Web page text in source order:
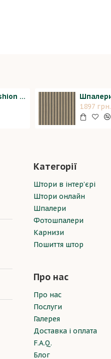
Шпалери Erismann Fashion For Walls 2 12035-01
1897 грн.
Категорії
Штори в інтер’єрі
Штори онлайн
Шпалери
Фотошпалери
Карнизи
Пошиття штор
Про нас
Про нас
Послуги
Галерея
Доставка і оплата
F.A.Q.
Блог